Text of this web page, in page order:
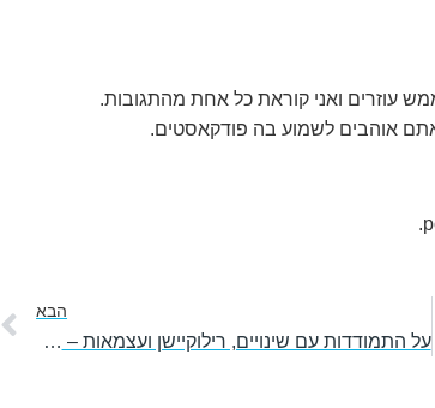
הבא
על התמודדות עם שינויים, רילוקיישן ועצמאות – עם יונית צוק